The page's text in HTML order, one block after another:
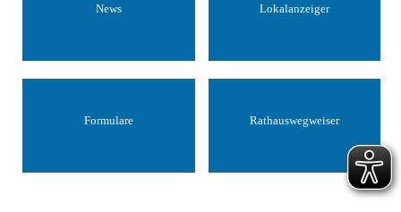
News Lokalanzeiger
Formulare Rathauswegweiser